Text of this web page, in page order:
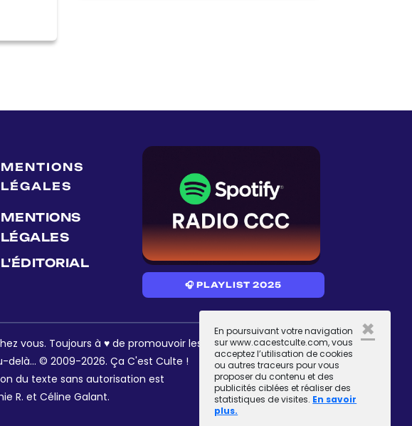
En poursuivant votre navigation
sur www.cacestculte.com, vous
acceptez l’utilisation de cookies
ou autres traceurs pour vous
proposer du contenu et des
publicités ciblées et réaliser des
statistiques de visites. En savoir
plus.
×
MENTIONS
LÉGALES
MENTIONS
LÉGALES
L'ÉDITORIAL
🎧 PLAYLIST 2025
vous. Toujours à ♥ de promouvoir les
© 2009-2026. Ça C'est Culte !
du texte sans autorisation est
R. et Céline Galant.
RÉSEAUX